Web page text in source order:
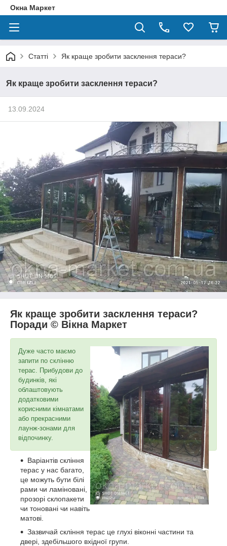
Окна Маркет
Статті Як краще зробити засклення тераси?
Як краще зробити засклення тераси?
13.09.2024
Як краще зробити засклення тераси?
Поради © Вікна Маркет
Дуже часто маємо
запити по склінню
терас. Прибудови до
будинків, які
облаштовують
додатковими
корисними кімнатами
або прекрасними
лаунж-зонами для
відпочинку.
Варіантів скління
терас у нас багато,
це можуть бути білі
рами чи ламіновані,
прозорі склопакети
чи тоновані чи навіть
матові.
Зазвичай скління терас це глухі віконні частини та
двері, здебільшого вхідної групи.